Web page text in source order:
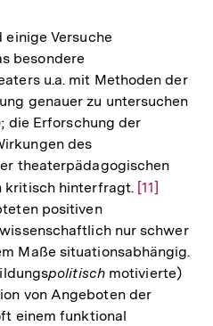
einige Versuche
besondere
u.a. mit Methoden der
genauer zu untersuchen
die Erforschung der
des
theaterpädagogischen
kritisch hinterfragt. Zur
der
Fußnote
[11]
positiven
nur schwer
Maße situationsabhängig.
politischmotivierte)
von Angeboten der
einem funktional